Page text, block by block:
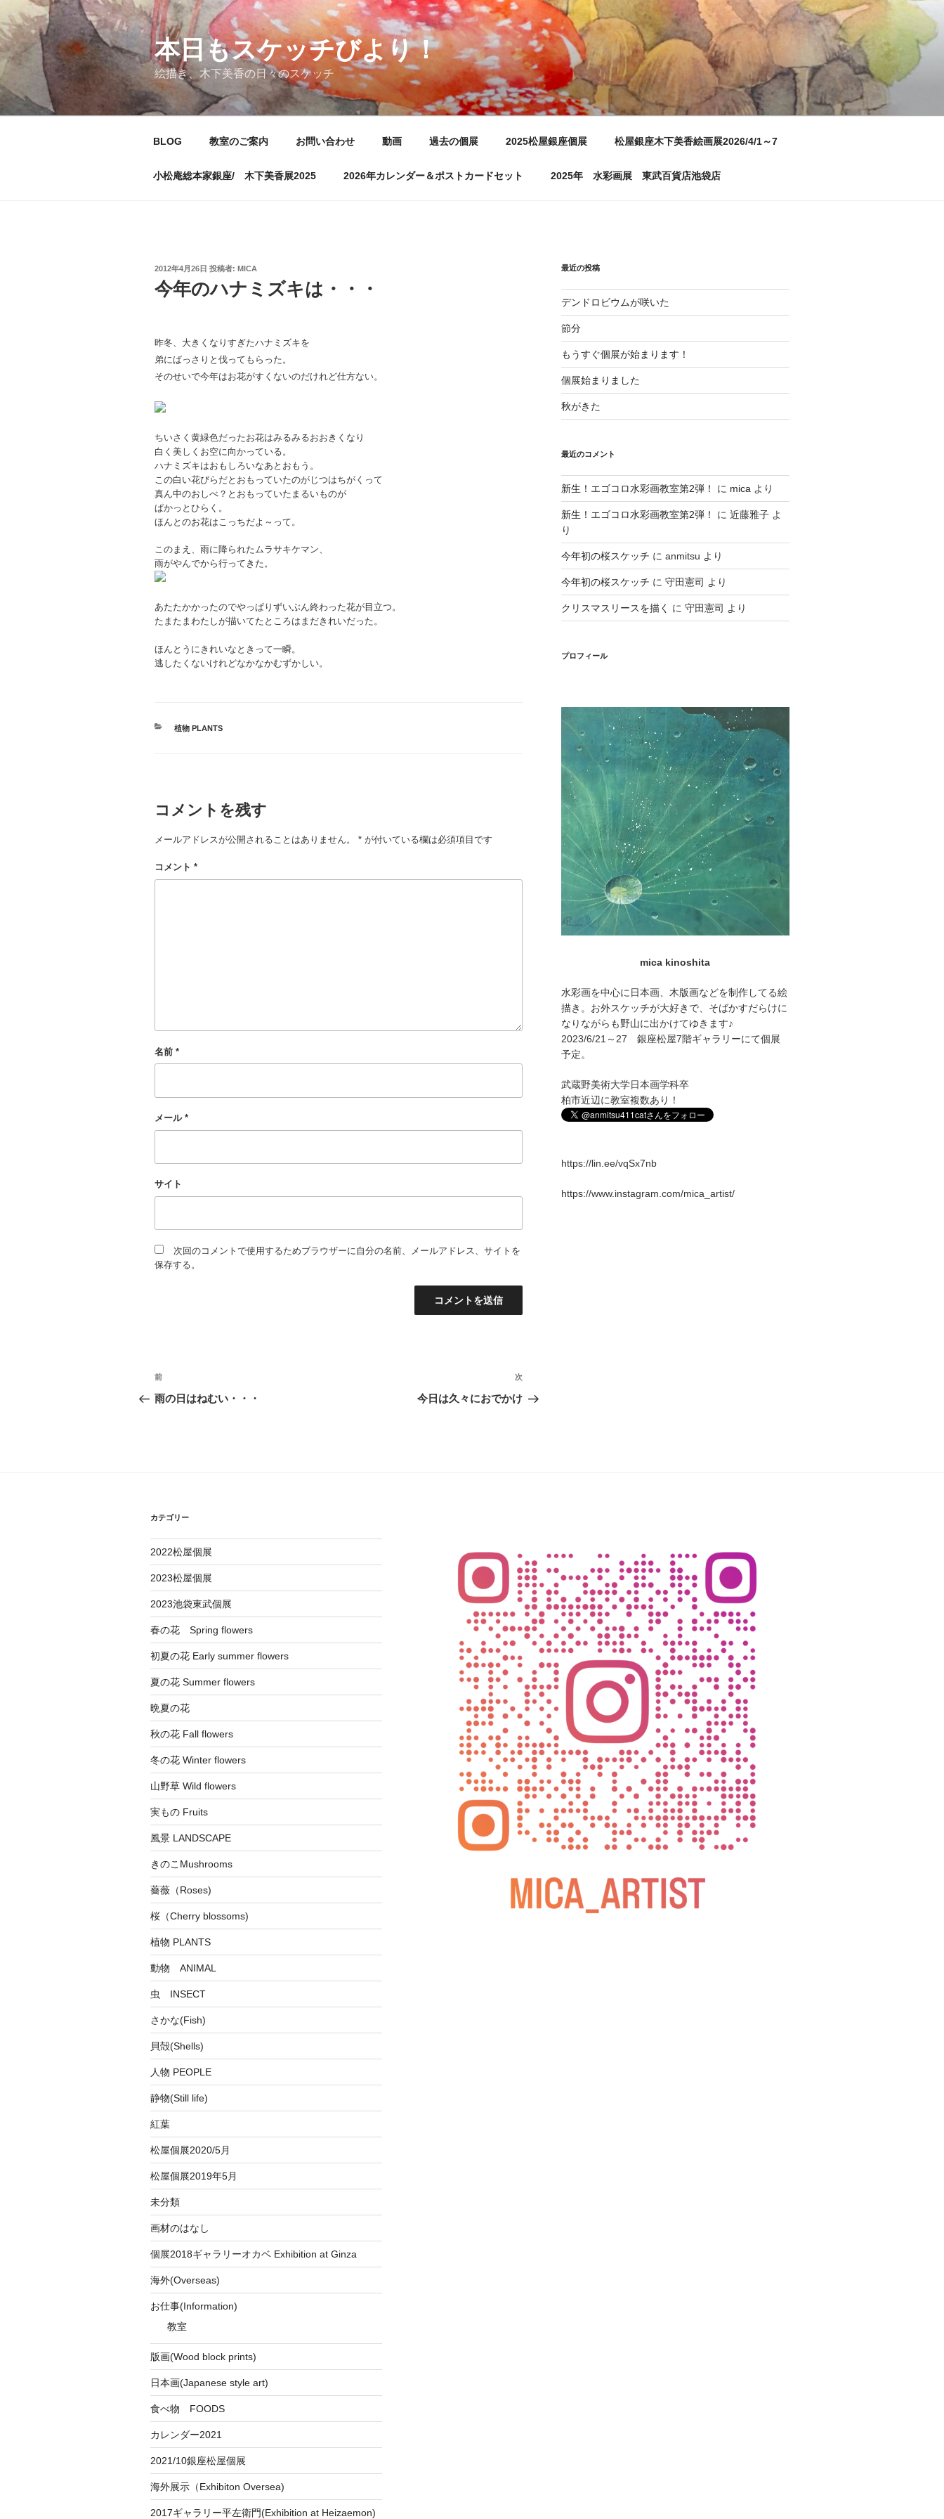
ン
テ
ン
ツ
へ
本日もスケッチびより！
絵描き、木下美香の日々のスケッチ
BLOG 教室のご案内 お問い合わせ 動画 過去の個展 2025松屋銀座個展 松屋銀座木下美香絵画展2026/4/1～7
小松庵総本家銀座/ 木下美香展2025 2026年カレンダー＆ポストカードセット 2025年 水彩画展 東武百貨店池袋店
投
日:
2012年4月26日 投稿者: MICA
今年のハナミズキは・・・
昨冬、大きくなりすぎたハナミズキを
弟にばっさりと伐ってもらった。
そのせいで今年はお花がすくないのだけれど仕方ない。
ちいさく黄緑色だったお花はみるみるおおきくなり
白く美しくお空に向かっている。
ハナミズキはおもしろいなあとおもう。
この白い花びらだとおもっていたのがじつはちがくって
真ん中のおしべ？とおもっていたまるいものが
ぱかっとひらく。
ほんとのお花はこっちだよ～って。
このまえ、雨に降られたムラサキケマン、
雨がやんでから行ってきた。
あたたかかったのでやっぱりずいぶん終わった花が目立つ。
たまたまわたしが描いてたところはまだきれいだった。
ほんとうにきれいなときって一瞬。
逃したくないけれどなかなかむずかしい。
カ
植物 PLANTS
コメントを残す
メールアドレスが公開されることはありません。 * が付いている欄は必須項目です
コメント *
名前 *
メール *
サイト
次回のコメントで使用するためブラウザーに自分の名前、メールアドレス、サイトを
保存する。
投
稿
シ
ョ
ン
過
の
前
雨の日はねむい・・・
次
次
今日は久々におでかけ
最近の投稿
デンドロビウムが咲いた
節分
もうすぐ個展が始まります！
個展始まりました
秋がきた
最近のコメント
新生！エゴコロ水彩画教室第2弾！ に mica より
新生！エゴコロ水彩画教室第2弾！ に 近藤雅子よ
り
今年初の桜スケッチ に anmitsu より
今年初の桜スケッチ に 守田憲司 より
クリスマスリースを描く に 守田憲司 より
プロフィール
mica kinoshita
水彩画を中心に日本画、木版画などを制作してる絵
描き。お外スケッチが大好きで、そばかすだらけに
なりながらも野山に出かけてゆきます♪
2023/6/21～27 銀座松屋7階ギャラリーにて個展
予定。
武蔵野美術大学日本画学科卒
柏市近辺に教室複数あり！
https://lin.ee/vqSx7nb
https://www.instagram.com/mica_artist/
カテゴリー
2022松屋個展
2023松屋個展
2023池袋東武個展
春の花 Spring flowers
初夏の花 Early summer flowers
夏の花 Summer flowers
晩夏の花
秋の花 Fall flowers
冬の花 Winter flowers
山野草 Wild flowers
実もの Fruits
風景 LANDSCAPE
きのこMushrooms
薔薇（Roses)
桜（Cherry blossoms)
植物 PLANTS
動物 ANIMAL
虫 INSECT
さかな(Fish)
貝殻(Shells)
人物 PEOPLE
静物(Still life)
紅葉
松屋個展2020/5月
松屋個展2019年5月
未分類
画材のはなし
個展2018ギャラリーオカベ Exhibition at Ginza
海外(Overseas)
お仕事(Information)
教室
版画(Wood block prints)
日本画(Japanese style art)
食べ物 FOODS
カレンダー2021
2021/10銀座松屋個展
海外展示（Exhibiton Oversea)
2017ギャラリー平左衛門(Exhibition at Heizaemon)